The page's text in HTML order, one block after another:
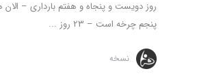
پنجم چرخه است – 23 روز ...
نسخه